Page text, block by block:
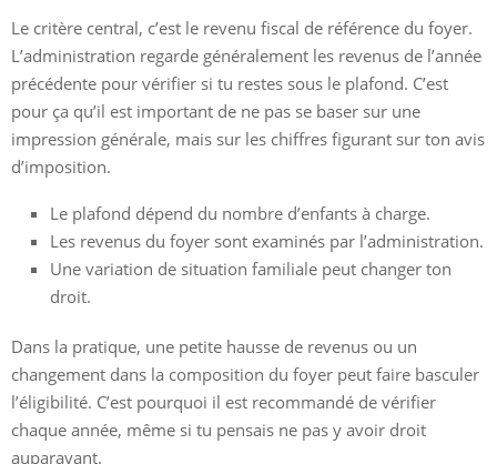
Le critère central, c’est le revenu fiscal de référence du foyer.
L’administration regarde généralement les revenus de l’année
précédente pour vérifier si tu restes sous le plafond. C’est
pour ça qu’il est important de ne pas se baser sur une
impression générale, mais sur les chiffres figurant sur ton avis
d’imposition.
Le plafond dépend du nombre d’enfants à charge.
Les revenus du foyer sont examinés par l’administration.
Une variation de situation familiale peut changer ton
droit.
Dans la pratique, une petite hausse de revenus ou un
changement dans la composition du foyer peut faire basculer
l’éligibilité. C’est pourquoi il est recommandé de vérifier
chaque année, même si tu pensais ne pas y avoir droit
auparavant.